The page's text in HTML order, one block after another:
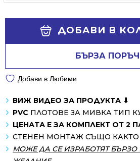
ДОБАВИ В
БЪРЗА
Добави в Любими
ВИЖ ВИДЕО ЗА ПРОДУКТА ⬇
PVC ПЛОТОВЕ ЗА МИВКА ТИП
ЦЕНАТА Е ЗА КОМПЛЕКТ ОТ 2
СТЕНЕН МОНТАЖ СЪЩО
МОЖЕ ДА СЕ ИЗРАБОТЯТ БЪРЗО